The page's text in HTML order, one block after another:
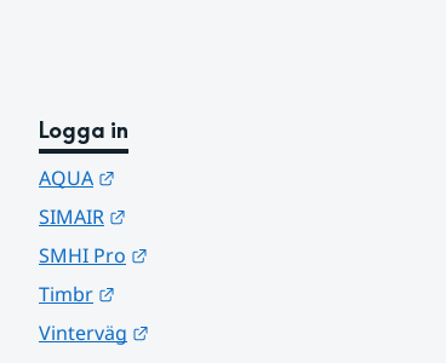
Logga in
AQUA
SIMAIR
SMHI Pro
Timbr
Vinterväg